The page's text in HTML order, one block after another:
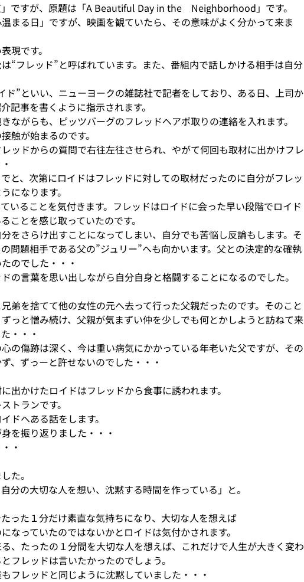
ですが、原題は「A Beautiful Day in the　Neighborhood」です。
まる日」ですが、映画を観ていたら、その意味がよく分かって来ま
現です。
“フレッド”と呼ばれています。また、番組内で話しかける相手は自分
ド”といい、ニューヨークの雑誌社で記者をしており、ある日、上司か
記事を書くように指示されます。
ながらも、ピッツバーグのフレッドへアポ取りの連絡を入れます。
触が始まるのです。
ッドからの質問で右往左往させられ、やがて何回も取材に出かけフレ
と、次第にロイドはフレッドに対しての取材だったのに自分がフレッ
になります。
いることを気付きます。フレッドはロイドに会った早い段階でロイド
ことを感じ取っていたのです。
をさらけ出すことになってしまい、自分でも苦悩し反論もします。そ
問題相手である父の”ジュリー”へも向かいます。父との決定的な確執
のでした・・・
の言葉を思い出しながら自分自身と格闘することになるのでした。
弟を捨てて他の女性の元へ去って行った父親だったのです。そのこと
っと憎み続け、父親が気まずい仲を少しでも何とかしようと訪ねて来
・・・
の傷跡は深く、今は重い病気にかかっている年老いた父ですが、その
、ずっーと許せないのでした・・・
出かけたロイドはフレッドから食事に誘われます。
トランです。
ドへある話をします。
を振り返りました・・・
・
た。
分の大切な人を想い、沈黙する時間を作っている」と。
った１分だけ素直な気持ちになり、大切な人を想えば
なっていたのではないかとロイドは気付かされます。
、たったの１分間を大切な人を想えば、これだけで人生が大きく変わ
フレッドは言いたかったのでしょう。
フレッドと同じように沈黙していました・・・